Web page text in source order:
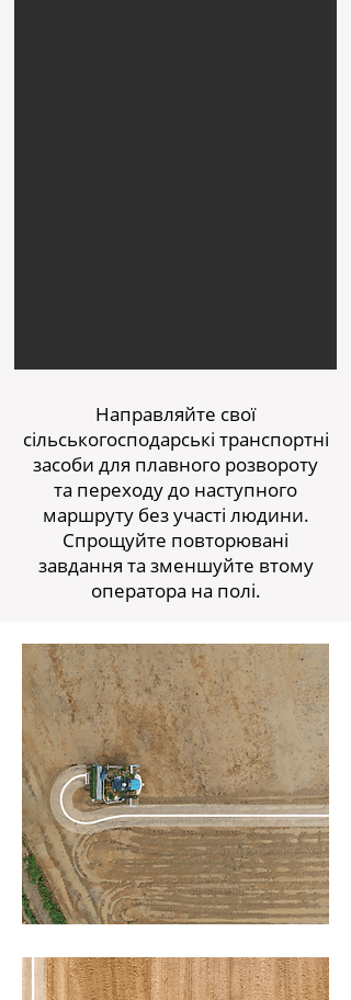
Направляйте свої
сільськогосподарські транспортні
засоби для плавного розвороту
та переходу до наступного
маршруту без участі людини.
Спрощуйте повторювані
завдання та зменшуйте втому
оператора на полі.